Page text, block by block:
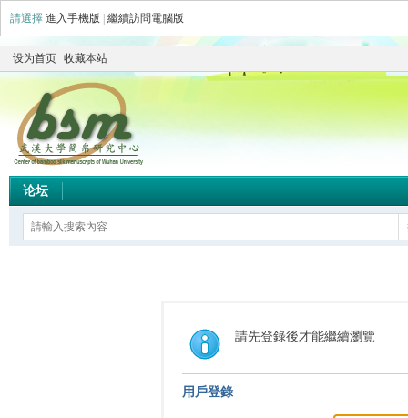
請選擇 進入手機版 繼續訪問電腦版
设为首页 收藏本站
论坛
請先登錄後才能繼續瀏覽
用戶登錄